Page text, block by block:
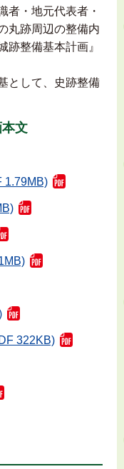
者・地元代表者・
丸跡周辺の整備内
跡整備基本計画』
として、史跡整備
文
1.79MB)
322KB)